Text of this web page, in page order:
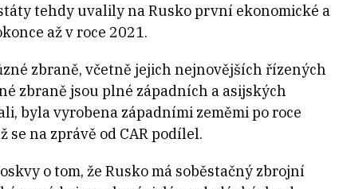
tehdy uvalily na Rusko první ekonomické a
až v roce 2021.
zbraně, včetně jejich nejnovějších řízených
zbraně jsou plné západních a asijských
byla vyrobena západními zeměmi po roce
na zprávě od CAR podílel.
o tom, že Rusko má soběstačný zbrojní